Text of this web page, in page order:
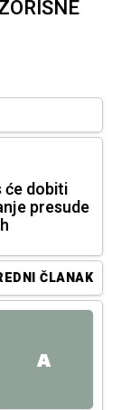
će dobiti
presude
ČLANAK
A